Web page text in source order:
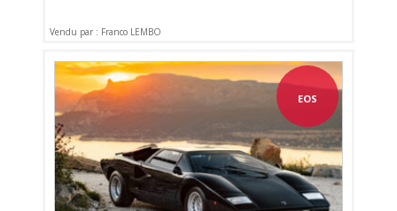
Vendu par : Franco LEMBO
EOS